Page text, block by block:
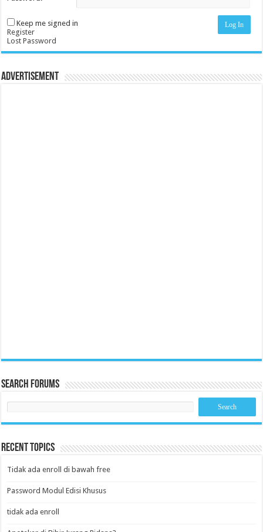
Keep me signed in Log In
Register
Lost Password
Advertisement
Search Forums
Recent Topics
Tidak ada enroll di bawah free
Password Modul Edisi Khusus
tidak ada enroll